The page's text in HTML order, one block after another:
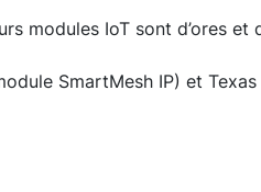
modules IoT sont d’ores
SmartMesh IP) et